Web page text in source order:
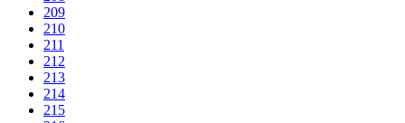
209
210
211
212
213
214
215